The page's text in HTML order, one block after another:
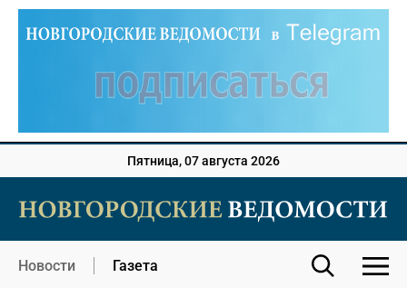
Пятница, 07 августа 2026
Новости Газета